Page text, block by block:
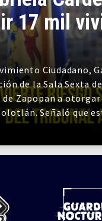
17 mil
Ciudadano,
de la Sala Sexta
Zapopan a
Señaló que